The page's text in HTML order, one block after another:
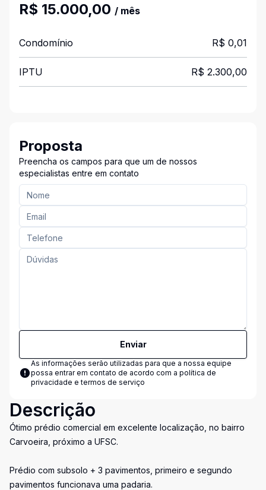
R$ 15.000,00 / mês
Condomínio R$ 0,01
IPTU R$ 2.300,00
Proposta
Preencha os campos para que um de nossos
especialistas entre em contato
Enviar
As informações serão utilizadas para que a nossa equipe
possa entrar em contato de acordo com a política de
privacidade e termos de serviço
Descrição
Ótimo prédio comercial em excelente localização, no bairro
Carvoeira, próximo a UFSC.
Prédio com subsolo + 3 pavimentos, primeiro e segundo
pavimentos funcionava uma padaria.